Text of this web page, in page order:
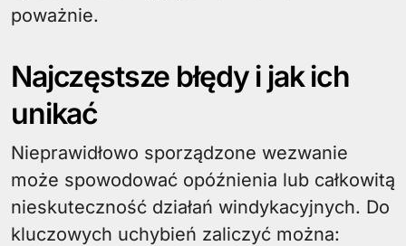
poważnie.
Najczęstsze błędy i jak ich
unikać
Nieprawidłowo sporządzone wezwanie
może spowodować opóźnienia lub całkowitą
nieskuteczność działań windykacyjnych. Do
kluczowych uchybień zaliczyć można: